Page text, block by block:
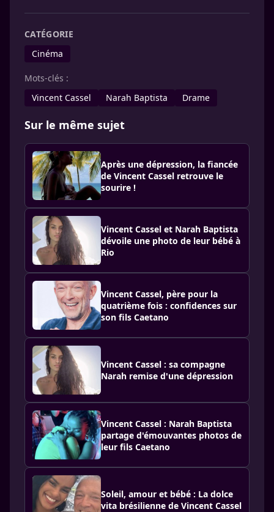
CATÉGORIE
Cinéma
Mots-clés :
Vincent Cassel
Narah Baptista Drame
Sur le même sujet
Après une dépression, la fiancée
de Vincent Cassel retrouve le
sourire !
Vincent Cassel et Narah Baptista
dévoile une photo de leur bébé à
Rio
Vincent Cassel, père pour la
quatrième fois : confidences sur
son fils Caetano
Vincent Cassel : sa compagne
Narah remise d'une dépression
Vincent Cassel : Narah Baptista
partage d'émouvantes photos de
leur fils Caetano
Soleil, amour et bébé : La dolce
vita brésilienne de Vincent Cassel